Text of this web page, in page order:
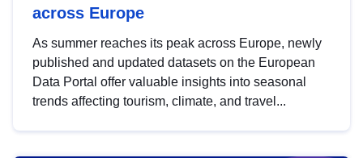
across Europe
As summer reaches its peak across Europe, newly
published and updated datasets on the European
Data Portal offer valuable insights into seasonal
trends affecting tourism, climate, and travel...